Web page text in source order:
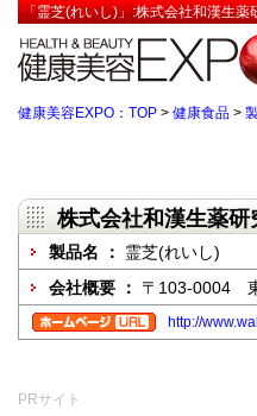
「霊芝(れいし)」:株式会社和漢生薬
健康美容EXPO：TOP > 健康食品 >
株式会社和漢生薬研
製品名 ： 霊芝(れいし)
会社概要 ： 〒103-0004
http://
PRサイト